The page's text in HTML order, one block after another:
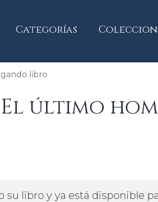
Categorías
libro
último
su libro y ya está disponible